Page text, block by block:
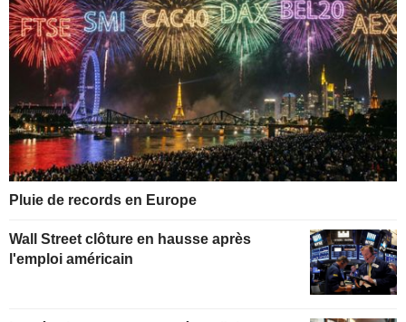
Pluie de records en Europe
Wall Street clôture en hausse après
l'emploi américain